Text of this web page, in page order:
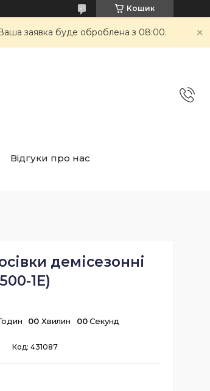
Кошик
заявка буде оброблена з 08:00.
Відгуки про нас
демісезонні
1E)
00 Хвилин 00 Секунд
Код: 431087